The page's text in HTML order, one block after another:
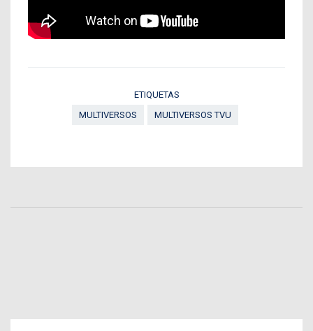
ETIQUETAS
MULTIVERSOS
MULTIVERSOS TVU